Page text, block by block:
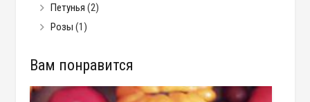
Петунья (2)
Розы (1)
Вам понравится